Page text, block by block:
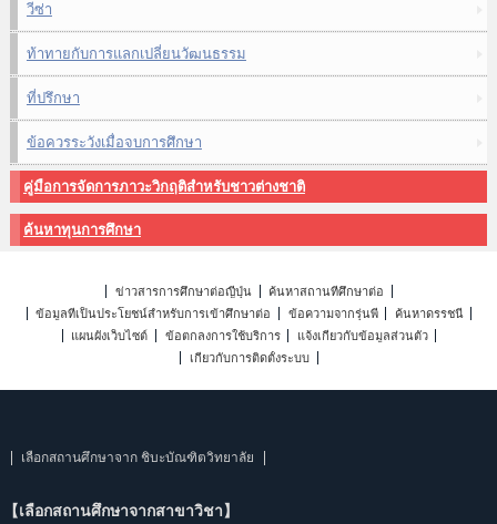
วีซ่า
ท้าทายกับการแลกเปลี่ยนวัฒนธรรม
ที่ปรึกษา
ข้อควรระวังเมื่อจบการศึกษา
คู่มือการจัดการภาวะวิกฤติสำหรับชาวต่างชาติ
ค้นหาทุนการศึกษา
ข่าวสารการศึกษาต่อญี่ปุ่น
ค้นหาสถานที่ศึกษาต่อ
ข้อมูลที่เป็นประโยชน์สำหรับการเข้าศึกษาต่อ
ข้อความจากรุ่นพี่
ค้นหาดรรชนี
แผนผังเว็บไซต์
ข้อตกลงการใช้บริการ
แจ้งเกี่ยวกับข้อมูลส่วนตัว
เกี่ยวกับการติดตั้งระบบ
เลือกสถานศึกษาจาก ชิบะบัณฑิตวิทยาลัย
【เลือกสถานศึกษาจากสาขาวิชา】